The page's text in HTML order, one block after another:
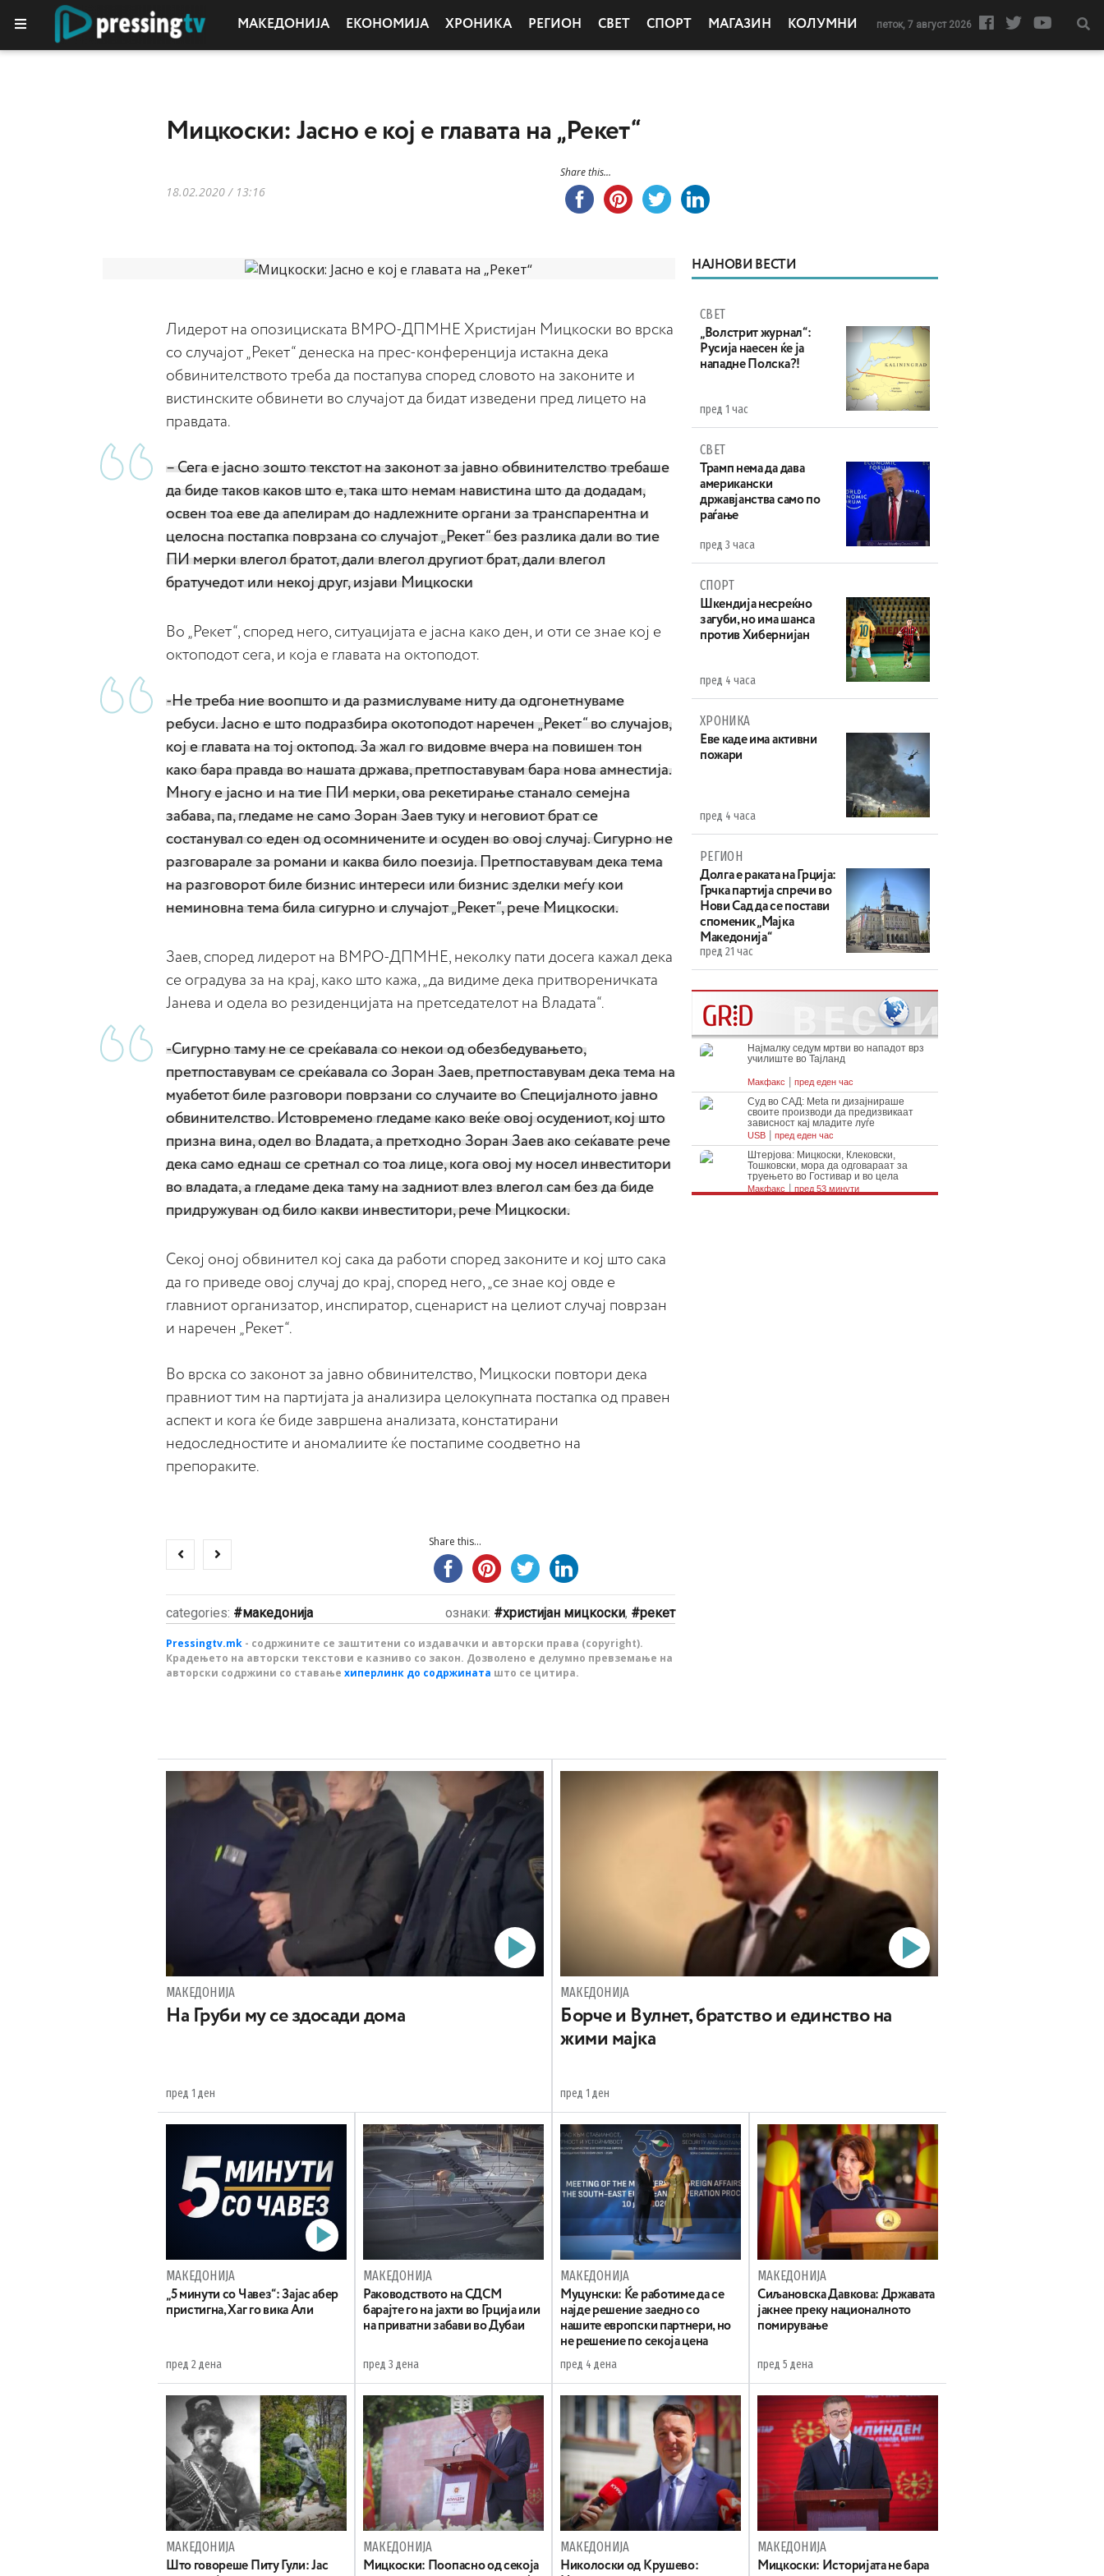
МАКЕДОНИЈА ЕКОНОМИЈА ХРОНИКА РЕГИОН СВЕТ СПОРТ МАГАЗИН КОЛУМНИ петок, 7 август 2026
Мицкоски: Јасно е кој е главата на „Рекет“
18.02.2020 / 13:16
Share this...
Лидерот на опозициската ВМРО-ДПМНЕ Христијан Мицкоски во врска
со случајот „Рекет“ денеска на прес-конференција истакна дека
обвинителството треба да постапува според словото на законите и
вистинските обвинети во случајот да бидат изведени пред лицето на
правдата.
– Сега е јасно зошто текстот на законот за јавно обвинителство требаше
да биде таков каков што е, така што немам навистина што да додадам,
освен тоа еве да апелирам до надлежните органи за транспарентна и
целосна постапка поврзана со случајот „Рекет“ без разлика дали во тие
ПИ мерки влегол братот, дали влегол другиот брат, дали влегол
братучедот или некој друг, изјави Мицкоски
Во „Рекет“, според него, ситуацијата е јасна како ден, и оти се знае кој е
октоподот сега, и која е главата на октоподот.
-Не треба ние воопшто и да размислуваме ниту да одгонетнуваме
ребуси. Јасно е што подразбира окотоподот наречен „Рекет“ во случајов,
кој е главата на тој октопод. За жал го видовме вчера на повишен тон
како бара правда во нашата држава, претпоставувам бара нова амнестија.
Многу е јасно и на тие ПИ мерки, ова рекетирање станало семејна
забава, па, гледаме не само Зоран Заев туку и неговиот брат се
состанувал со еден од осомничените и осуден во овој случај. Сигурно не
разговарале за романи и каква било поезија. Претпоставувам дека тема
на разговорот биле бизнис интереси или бизнис зделки меѓу кои
неминовна тема била сигурно и случајот „Рекет“, рече Мицкоски.
Заев, според лидерот на ВМРО-ДПМНЕ, неколку пати досега кажал дека
се оградува за на крај, како што кажа, „да видиме дека притвореничката
Јанева и одела во резиденцијата на претседателот на Владата“.
-Сигурно таму не се среќавала со некои од обезбедувањето,
претпоставувам се среќавала со Зоран Заев, претпоставувам дека тема на
муабетот биле разговори поврзани со случаите во Специјалното јавно
обвинителство. Истовремено гледаме како веќе овој осудениот, кој што
призна вина, одел во Владата, а претходно Зоран Заев ако сеќавате рече
дека само еднаш се сретнал со тоа лице, кога овој му носел инвеститори
во владата, а гледаме дека таму на задниот влез влегол сам без да биде
придружуван од било какви инвеститори, рече Мицкоски.
Секој оној обвинител кој сака да работи според законите и кој што сака
да го приведе овој случај до крај, според него, „се знае кој овде е
главниот организатор, инспиратор, сценарист на целиот случај поврзан
и наречен „Рекет“.
Во врска со законот за јавно обвинителство, Мицкоски повтори дека
правниот тим на партијата ја анализира целокупната постапка од правен
аспект и кога ќе биде завршена анализата, констатирани
недоследностите и аномалиите ќе постапиме соодветно на
препораките.
Share this...
categories: македонија ознаки: христијан мицкоски, рекет
Pressingtv.mk - содржините се заштитени со издавачки и авторски права (copyright).
Крадењето на авторски текстови е казниво со закон. Дозволено е делумно превземање на
авторски содржини со ставање хиперлинк до содржината што се цитира.
НАЈНОВИ ВЕСТИ
СВЕТ
„Волстрит журнал“:
Русија наесен ќе ја
нападне Полска?!
пред 1 час
СВЕТ
Трамп нема да дава
американски
државјанства само по
раѓање
пред 3 часа
СПОРТ
Шкендија несреќно
загуби, но има шанса
против Хибернијан
пред 4 часа
ХРОНИКА
Eве каде има активни
пожари
пред 4 часа
РЕГИОН
Долга е раката на Грција:
Грчка партија спречи во
Нови Сад да се постави
споменик „Мајка
Македонија“
пред 21 час
МАКЕДОНИЈА
На Груби му се здосади дома
пред 1 ден
МАКЕДОНИЈА
Борче и Вулнет, братство и единство на
жими мајка
пред 1 ден
МАКЕДОНИЈА
„5 минути со Чавез“: Зајас абер
пристигна, Хаг го вика Али
пред 2 дена
МАКЕДОНИЈА
Раководството на СДСМ
барајте го на јахти во Грција или
на приватни забави во Дубаи
пред 3 дена
МАКЕДОНИЈА
Муцунски: Ќе работиме да се
најде решение заедно со
нашите европски партнери, но
не решение по секоја цена
пред 4 дена
МАКЕДОНИЈА
Сиљановска Давкова: Државата
јакнее преку националното
помирување
пред 5 дена
МАКЕДОНИЈА
Што говореше Питу Гули: Јас
МАКЕДОНИЈА
Мицкоски: Поопасно од секоја
МАКЕДОНИЈА
Николоски од Крушево:
МАКЕДОНИЈА
Мицкоски: Историјата не бара